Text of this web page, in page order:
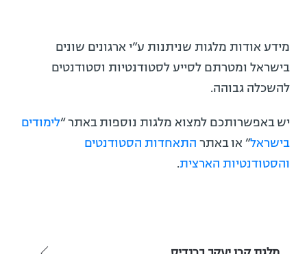
מידע אודות מלגות שניתנות ע”י ארגונים שונים
בישראל ומטרתם לסייע לסטודנטיות וסטודנטים
להשכלה גבוהה.
יש באפשרותכם למצוא מלגות נוספות באתר “לימודים
בישראל” או באתר התאחדות הסטודנטים
והסטודנטיות הארצית.